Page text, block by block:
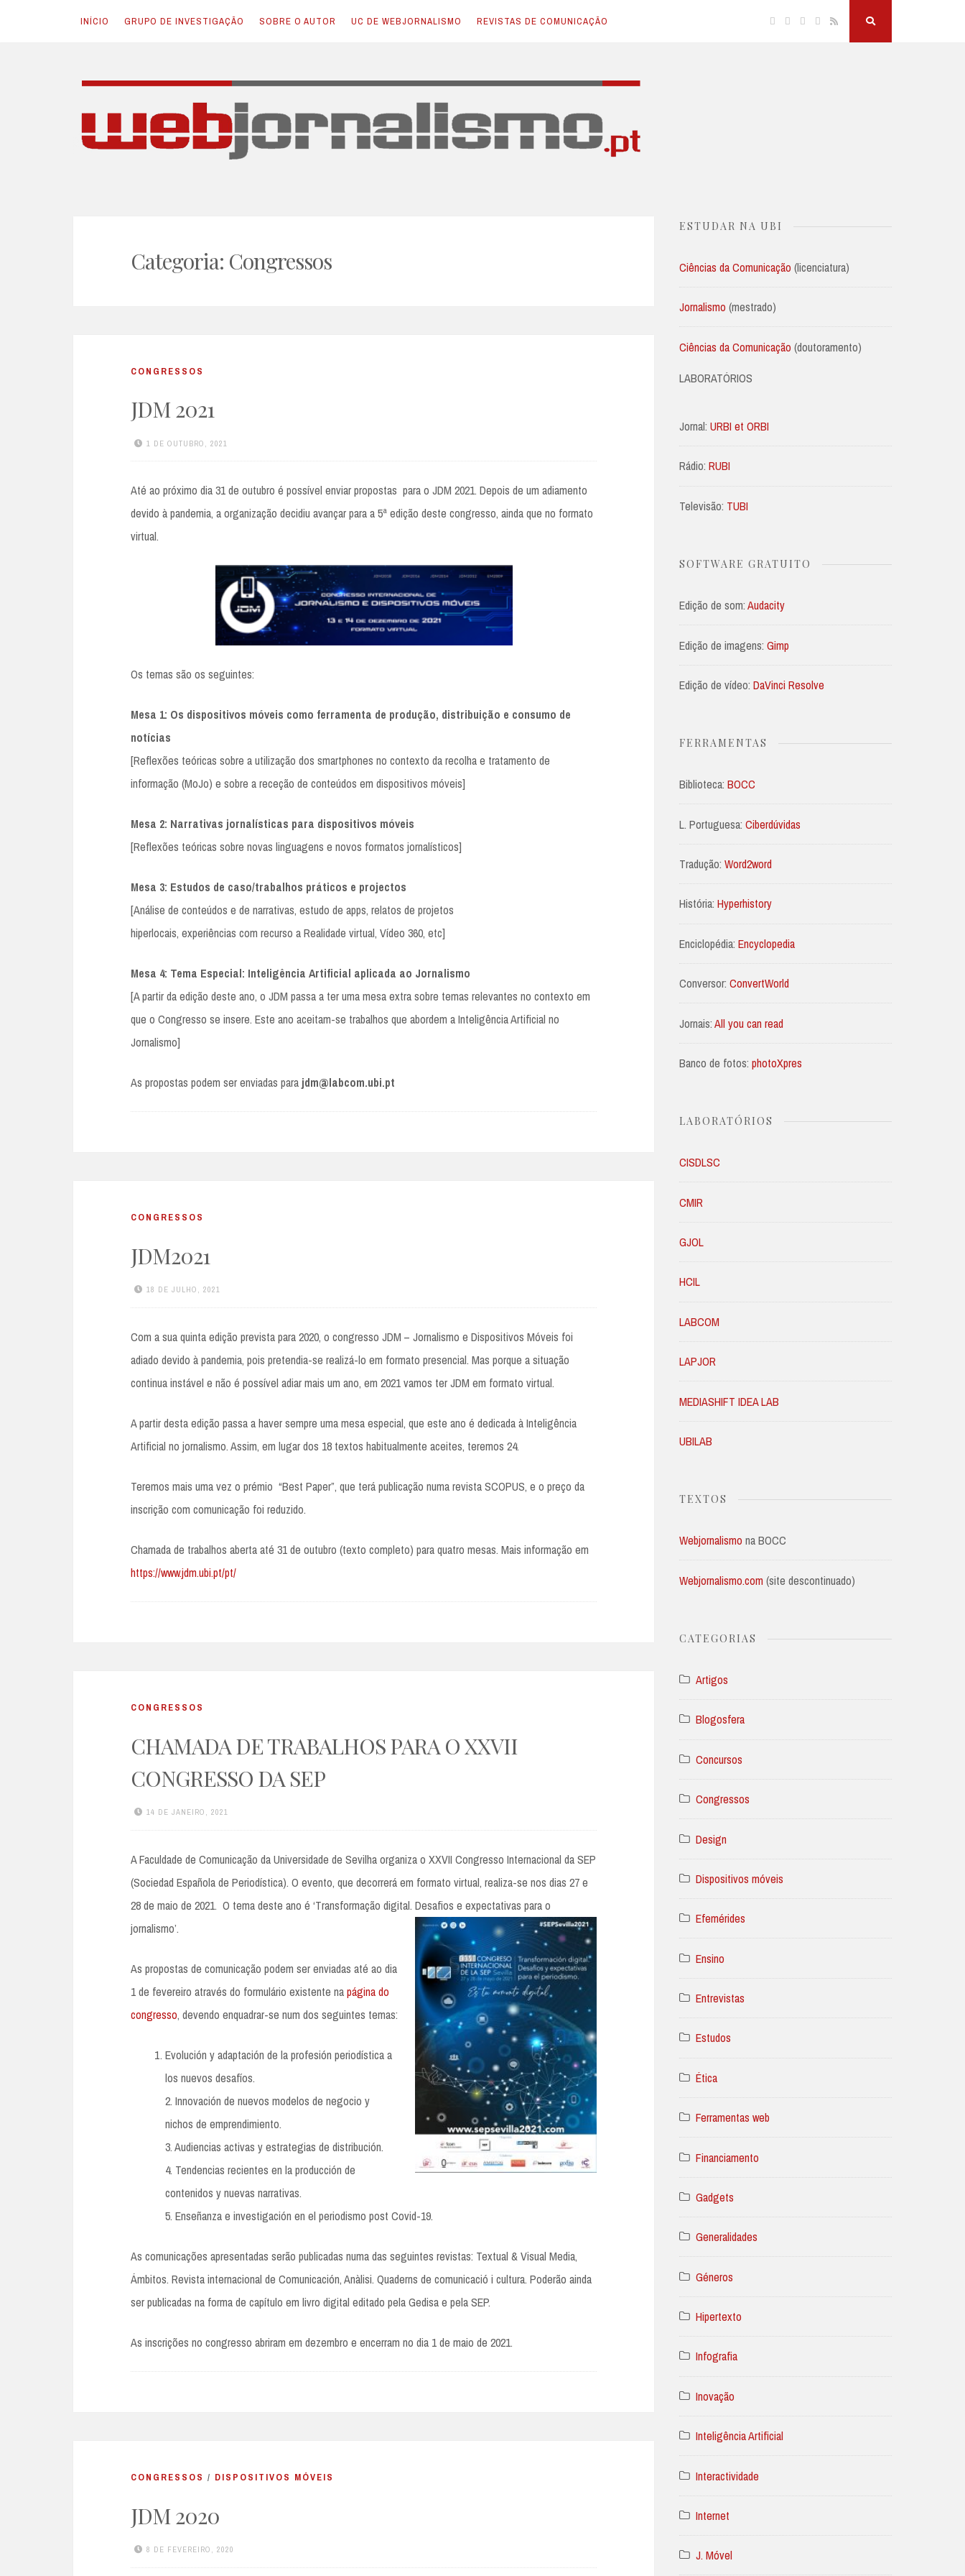
INÍCIO GRUPO DE INVESTIGAÇÃO SOBRE O AUTOR UC DE WEBJORNALISMO REVISTAS DE COMUNICAÇÃO Facebook
TwitterLinkedinInstagram
Categoria: Congressos
CONGRESSOS
JDM 2021
1 DE OUTUBRO, 2021
Até ao próximo dia 31 de outubro é possível enviar propostas para o JDM 2021. Depois de um adiamento
devido à pandemia, a organização decidiu avançar para a 5ª edição deste congresso, ainda que no formato
virtual.
Os temas são os seguintes:
Mesa 1: Os dispositivos móveis como ferramenta de produção, distribuição e consumo de
notícias
[Reflexões teóricas sobre a utilização dos smartphones no contexto da recolha e tratamento de
informação (MoJo) e sobre a receção de conteúdos em dispositivos móveis]
Mesa 2: Narrativas jornalísticas para dispositivos móveis
[Reflexões teóricas sobre novas linguagens e novos formatos jornalísticos]
Mesa 3: Estudos de caso/trabalhos práticos e projectos
[Análise de conteúdos e de narrativas, estudo de apps, relatos de projetos
hiperlocais, experiências com recurso a Realidade virtual, Vídeo 360, etc]
Mesa 4: Tema Especial: Inteligência Artificial aplicada ao Jornalismo
[A partir da edição deste ano, o JDM passa a ter uma mesa extra sobre temas relevantes no contexto em
que o Congresso se insere. Este ano aceitam-se trabalhos que abordem a Inteligência Artificial no
Jornalismo]
As propostas podem ser enviadas para jdm@labcom.ubi.pt
CONGRESSOS
JDM2021
18 DE JULHO, 2021
Com a sua quinta edição prevista para 2020, o congresso JDM – Jornalismo e Dispositivos Móveis foi
adiado devido à pandemia, pois pretendia-se realizá-lo em formato presencial. Mas porque a situação
continua instável e não é possível adiar mais um ano, em 2021 vamos ter JDM em formato virtual.
A partir desta edição passa a haver sempre uma mesa especial, que este ano é dedicada à Inteligência
Artificial no jornalismo. Assim, em lugar dos 18 textos habitualmente aceites, teremos 24.
Teremos mais uma vez o prémio “Best Paper”, que terá publicação numa revista SCOPUS, e o preço da
inscrição com comunicação foi reduzido.
Chamada de trabalhos aberta até 31 de outubro (texto completo) para quatro mesas. Mais informação em
https://www.jdm.ubi.pt/pt/
CONGRESSOS
CHAMADA DE TRABALHOS PARA O XXVII
CONGRESSO DA SEP
14 DE JANEIRO, 2021
A Faculdade de Comunicação da Universidade de Sevilha organiza o XXVII Congresso Internacional da SEP
(Sociedad Española de Periodística). O evento, que decorrerá em formato virtual, realiza-se nos dias 27 e
28 de maio de 2021. O tema deste ano é ‘Transformação digital. Desafios e expectativas para o
jornalismo’.
As propostas de comunicação podem ser enviadas até ao dia
1 de fevereiro através do formulário existente napágina do
congresso, devendo enquadrar-se num dos seguintes temas:
Evolución y adaptación de la profesión periodística a
los nuevos desafíos.
2. Innovación de nuevos modelos de negocio y
nichos de emprendimiento.
3. Audiencias activas y estrategias de distribución.
4. Tendencias recientes en la producción de
contenidos y nuevas narrativas.
5. Enseñanza e investigación en el periodismo post Covid-19.
As comunicações apresentadas serão publicadas numa das seguintes revistas: Textual & Visual Media,
Ámbitos. Revista internacional de Comunicación, Anàlisi. Quaderns de comunicació i cultura. Poderão ainda
ser publicadas na forma de capítulo em livro digital editado pela Gedisa e pela SEP.
As inscrições no congresso abriram em dezembro e encerram no dia 1 de maio de 2021.
CONGRESSOS / DISPOSITIVOS MÓVEIS
JDM 2020
8 DE FEVEREIRO, 2020
ESTUDAR NA UBI
Ciências da Comunicação (licenciatura)
Jornalismo (mestrado)
Ciências da Comunicação (doutoramento)
LABORATÓRIOS
Jornal: URBI et ORBI
Rádio: RUBI
Televisão: TUBI
SOFTWARE GRATUITO
Edição de som:Audacity
Edição de imagens: Gimp
Edição de vídeo: DaVinci Resolve
FERRAMENTAS
Biblioteca: BOCC
L. Portuguesa: Ciberdúvidas
Tradução: Word2word
História: Hyperhistory
Enciclopédia: Encyclopedia
Conversor: ConvertWorld
Jornais:All you can read
Banco de fotos: photoXpres
LABORATÓRIOS
CISDLSC
CMIR
GJOL
HCIL
LABCOM
LAPJOR
MEDIASHIFT IDEA LAB
UBILAB
TEXTOS
Webjornalismo na BOCC
Webjornalismo.com (site descontinuado)
CATEGORIAS
Artigos
Blogosfera
Concursos
Congressos
Design
Dispositivos móveis
Efemérides
Ensino
Entrevistas
Estudos
Ética
Ferramentas web
Financiamento
Gadgets
Generalidades
Géneros
Hipertexto
Infografia
Inovação
Inteligência Artificial
Interactividade
Internet
J. Móvel